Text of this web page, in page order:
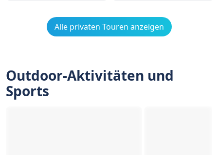
Alle privaten Touren anzeigen
Outdoor-Aktivitäten und
Sports